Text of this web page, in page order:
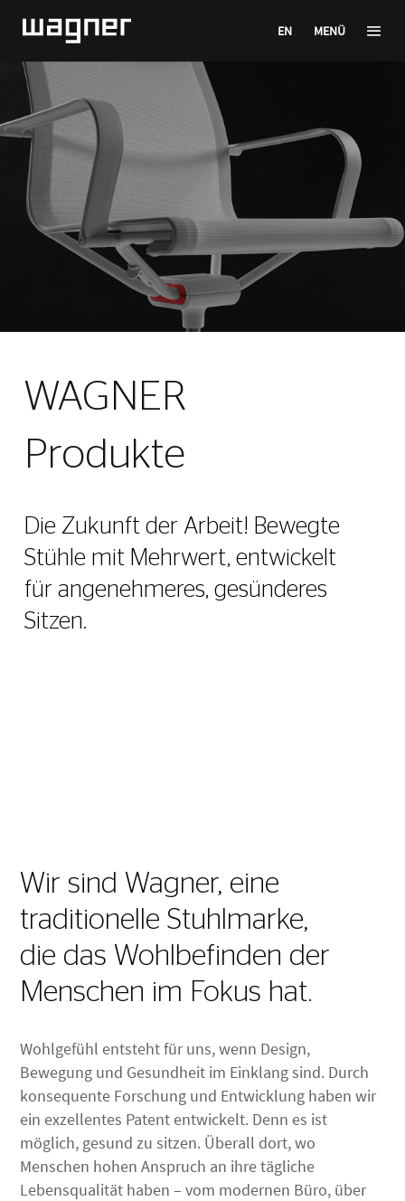
EN MENÜ
WAGNER
Produkte
Die Zukunft der Arbeit! Bewegte
Stühle mit Mehrwert, entwickelt
für angenehmeres, gesünderes
Sitzen.
Wir sind Wagner, eine
traditionelle Stuhlmarke,
die das Wohlbefinden der
Menschen im Fokus hat.
Wohlgefühl entsteht für uns, wenn Design,
Bewegung und Gesundheit im Einklang sind. Durch
konsequente Forschung und Entwicklung haben wir
ein exzellentes Patent entwickelt. Denn es ist
möglich, gesund zu sitzen. Überall dort, wo
Menschen hohen Anspruch an ihre tägliche
Lebensqualität haben – vom modernen Büro, über